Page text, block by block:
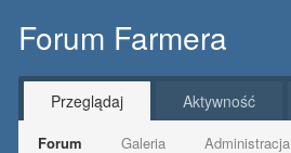
Forum Farmera
Przeglądaj
Forum Galeria Administracja
Aktywność